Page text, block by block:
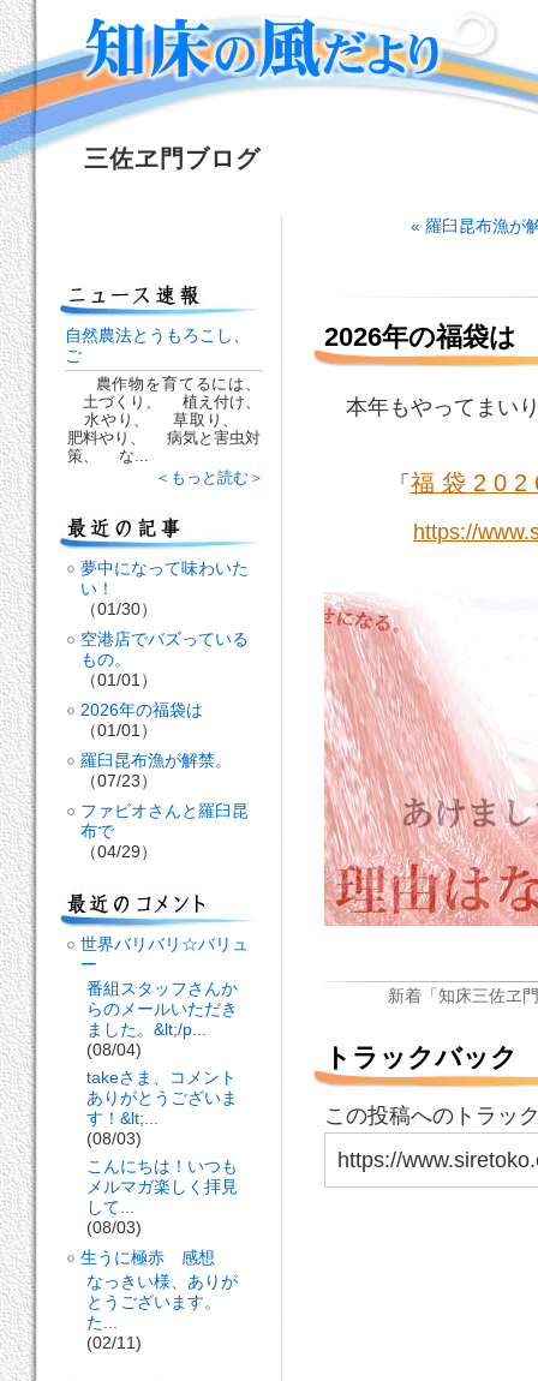
三佐ヱ門ブログ
« 羅臼昆布漁が
2026年の福袋は
本年もやってまい
「 福 袋 2 0 2
https://
新着「知床三佐ヱ
トラックバック
この投稿へのトラッ
https://
自然農法とうもろこし、
ご
農作物を育てるには、
土づくり、 植え付け、
水やり、 草取り、
肥料やり、 病気と害虫対
策、 な...
＜もっと読む＞
夢中になって味わいた
い！
（01/30）
空港店でバズっている
もの。
（01/01）
2026年の福袋は
（01/01）
羅臼昆布漁が解禁。
（07/23）
ファビオさんと羅臼昆
布で
（04/29）
世界バリバリ☆バリュ
ー
番組スタッフさんか
らのメールいただき
ました。&lt;/p...
(08/04)
takeさま、コメント
ありがとうございま
す！&lt;...
(08/03)
こんにちは！いつも
メルマガ楽しく拝見
して...
(08/03)
生うに極赤 感想
なっきい様、ありが
とうございます。
た...
(02/11)